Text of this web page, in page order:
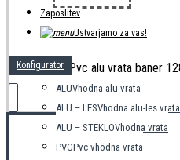
ALUVhodna alu vrata
ALU – LESVhodna alu-les vrata
ALU – STEKLOVhodna vrata
PVCPvc vhodna vrata
Zaposlitev
Ustvarjamo za vas!
Konfigurator